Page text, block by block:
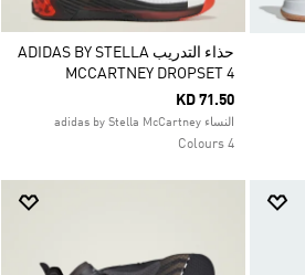
حذاء التدريب ADIDAS BY STELLA
MCCARTNEY DROPSET 4
KD 71.50
النساء adidas by Stella McCartney
4 Colours